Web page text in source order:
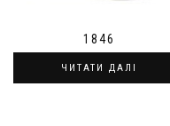
1846
ЧИТАТИ ДАЛІ